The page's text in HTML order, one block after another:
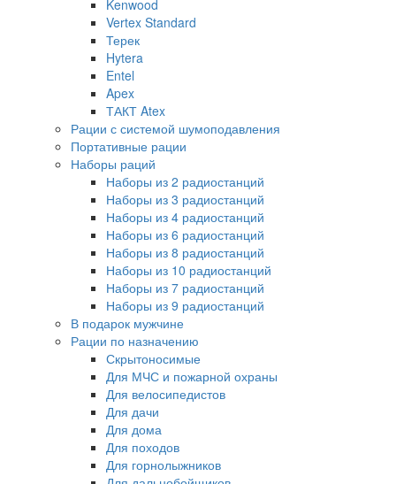
Kenwood
Vertex Standard
Терек
Hytera
Entel
Apex
ТАКТ Atex
Рации с системой шумоподавления
Портативные рации
Наборы раций
Наборы из 2 радиостанций
Наборы из 3 радиостанций
Наборы из 4 радиостанций
Наборы из 6 радиостанций
Наборы из 8 радиостанций
Наборы из 10 радиостанций
Наборы из 7 радиостанций
Наборы из 9 радиостанций
В подарок мужчине
Рации по назначению
Скрытоносимые
Для МЧС и пожарной охраны
Для велосипедистов
Для дачи
Для дома
Для походов
Для горнолыжников